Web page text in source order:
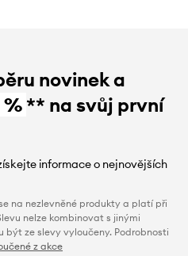
novinek a
%** na svůj první
informace o nejnovějších
na nezlevněné produkty a platí při
nelze kombinovat s jinými
být ze slevy vyloučeny. Podrobnosti
z akce